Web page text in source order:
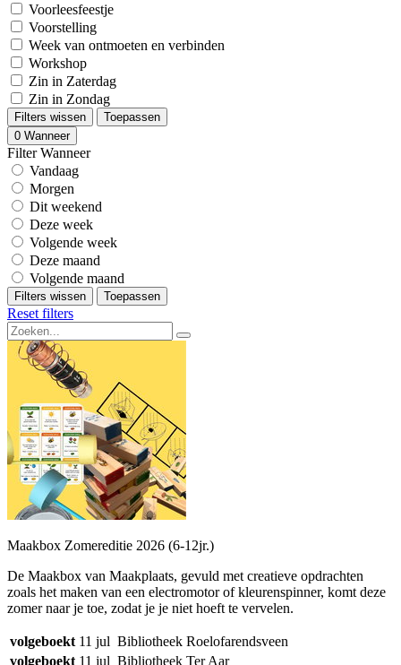
Voorleesfeestje
Voorstelling
Week van ontmoeten en verbinden
Workshop
Zin in Zaterdag
Zin in Zondag
Filters wissen
Toepassen
0 Wanneer
Filter Wanneer
Vandaag
Morgen
Dit weekend
Deze week
Volgende week
Deze maand
Volgende maand
Filters wissen Toepassen
Reset filters
Maakbox Zomereditie 2026 (6-12jr.)
De Maakbox van Maakplaats, gevuld met creatieve opdrachten
zoals het maken van een electromotor of kleurenspinner, komt deze
zomer naar je toe, zodat je je niet hoeft te vervelen.
volgeboekt 11 jul Bibliotheek Roelofarendsveen
volgeboekt 11 jul Bibliotheek Ter Aar